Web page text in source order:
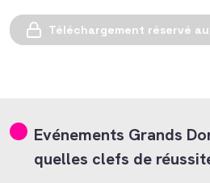
Téléchargement réservé
Evénements Grands
quelles clefs de